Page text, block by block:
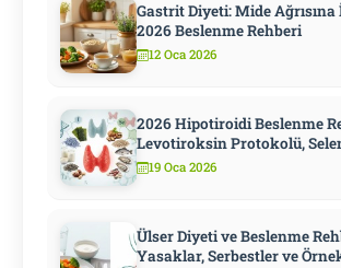
Gastrit Diyeti: Mide Ağrısına
2026 Beslenme Rehberi
12 Oca 2026
2026 Hipotiroidi Beslenme
Levotiroksin Protokolü,
Stratejisi ve Metabolizmayı
10 Adım
19 Oca 2026
Ülser Diyeti ve Beslenme
Yasaklar, Serbestler ve